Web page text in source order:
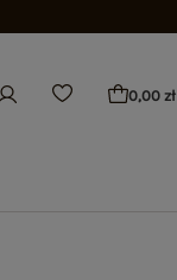
0,00 zł